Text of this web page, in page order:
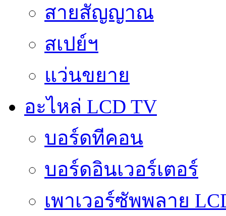
สายสัญญาณ
สเปย์ฯ
แว่นขยาย
อะไหล่ LCD TV
บอร์ดทีคอน
บอร์ดอินเวอร์เตอร์
เพาเวอร์ซัพพลาย